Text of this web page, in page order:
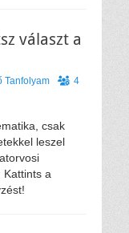
választ a
Tanfolyam
4
csak
leszel
Kattints a